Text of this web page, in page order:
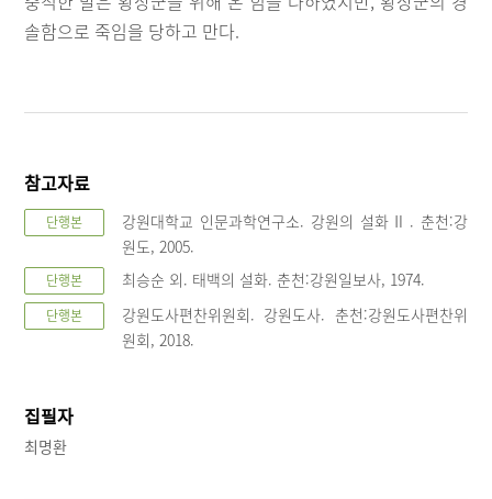
솔함으로 죽임을 당하고 만다.
참고자료
단행본
강원대학교 인문과학연구소. 강원의 설화Ⅱ. 춘천:강
원도, 2005.
단행본 최승순 외. 태백의 설화. 춘천:강원일보사, 1974.
단행본
강원도사편찬위원회. 강원도사. 춘천:강원도사편찬위
원회, 2018.
집필자
최명환